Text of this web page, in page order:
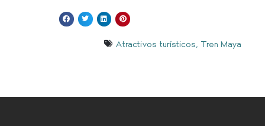
Atractivos turísticos, Tren Maya